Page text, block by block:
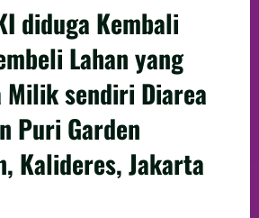
diduga Kembali
Lahan yang
Milik sendiri Diarea
Puri Garden
Kalideres, Jakarta